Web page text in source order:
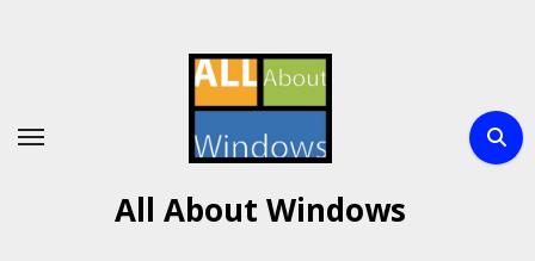
All About Windows